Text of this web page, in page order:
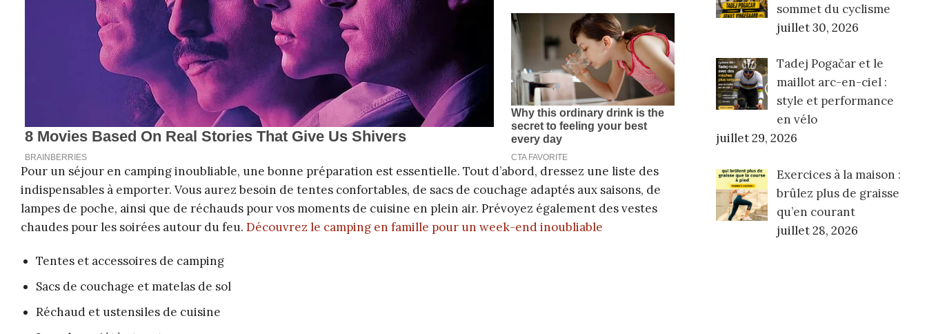
Pour un séjour en camping inoubliable, une bonne préparation est essentielle. Tout d’abord, dressez une liste des
indispensables à emporter. Vous aurez besoin de tentes confortables, de sacs de couchage adaptés aux saisons, de
lampes de poche, ainsi que de réchauds pour vos moments de cuisine en plein air. Prévoyez également des vestes
chaudes pour les soirées autour du feu. Découvrez le camping en famille pour un week-end inoubliable
Tentes et accessoires de camping
Sacs de couchage et matelas de sol
Réchaud et ustensiles de cuisine
sommet du cyclisme
juillet 30, 2026
Tadej Pogačar et le
maillot arc-en-ciel :
style et performance
en vélo
juillet 29, 2026
Exercices à la maison :
brûlez plus de graisse
qu’en courant
juillet 28, 2026